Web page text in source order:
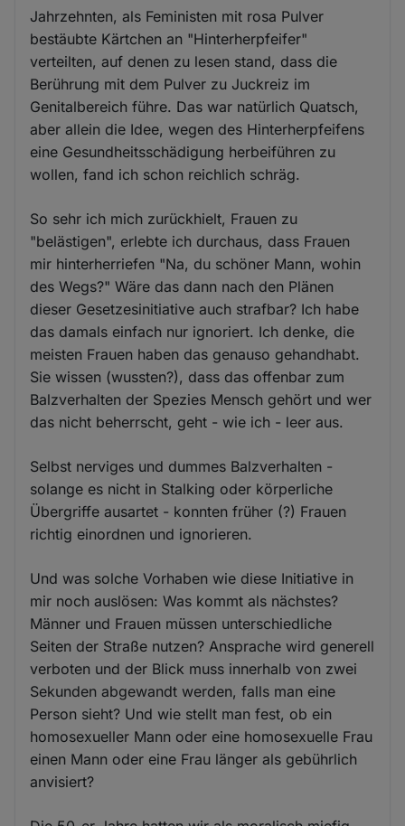
Jahrzehnten, als Feministen mit rosa Pulver
bestäubte Kärtchen an "Hinterherpfeifer"
verteilten, auf denen zu lesen stand, dass die
Berührung mit dem Pulver zu Juckreiz im
Genitalbereich führe. Das war natürlich Quatsch,
aber allein die Idee, wegen des Hinterherpfeifens
eine Gesundheitsschädigung herbeiführen zu
wollen, fand ich schon reichlich schräg.
So sehr ich mich zurückhielt, Frauen zu
"belästigen", erlebte ich durchaus, dass Frauen
mir hinterherriefen "Na, du schöner Mann, wohin
des Wegs?" Wäre das dann nach den Plänen
dieser Gesetzesinitiative auch strafbar? Ich habe
das damals einfach nur ignoriert. Ich denke, die
meisten Frauen haben das genauso gehandhabt.
Sie wissen (wussten?), dass das offenbar zum
Balzverhalten der Spezies Mensch gehört und wer
das nicht beherrscht, geht - wie ich - leer aus.
Selbst nerviges und dummes Balzverhalten -
solange es nicht in Stalking oder körperliche
Übergriffe ausartet - konnten früher (?) Frauen
richtig einordnen und ignorieren.
Und was solche Vorhaben wie diese Initiative in
mir noch auslösen: Was kommt als nächstes?
Männer und Frauen müssen unterschiedliche
Seiten der Straße nutzen? Ansprache wird generell
verboten und der Blick muss innerhalb von zwei
Sekunden abgewandt werden, falls man eine
Person sieht? Und wie stellt man fest, ob ein
homosexueller Mann oder eine homosexuelle Frau
einen Mann oder eine Frau länger als gebührlich
anvisiert?